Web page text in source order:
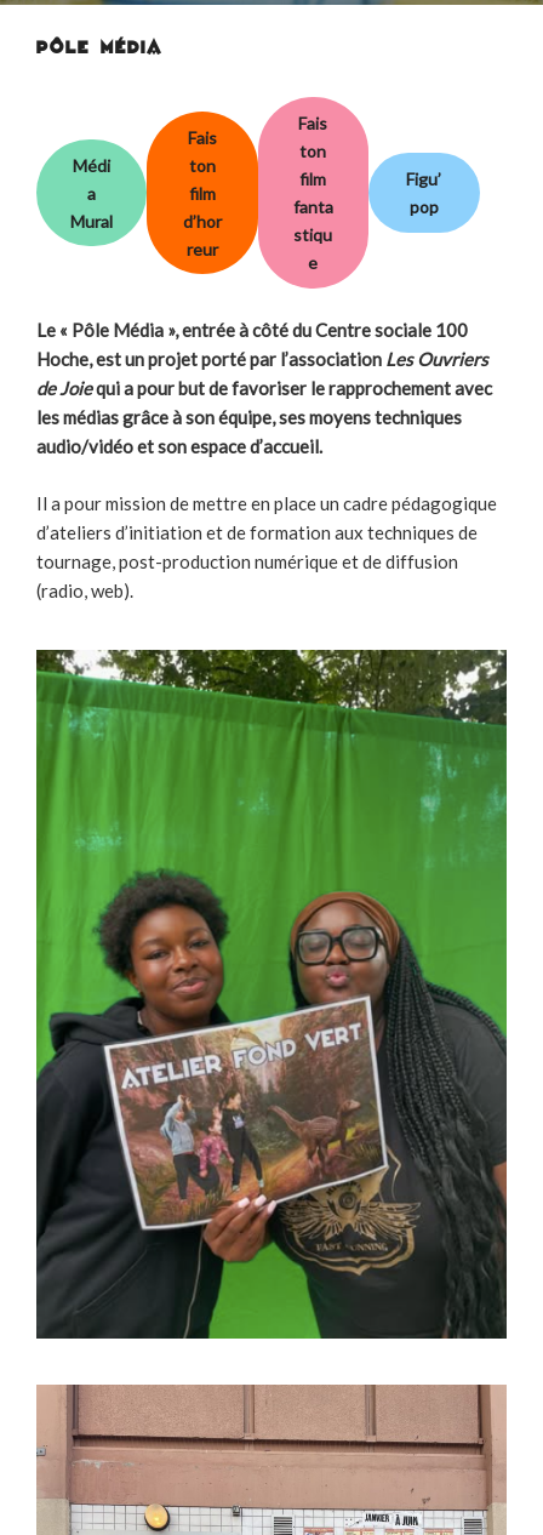
PÔLE MÉDIA
Médi
a
Mural
Fais
ton
film
d’hor
reur
Fais
ton
film
fanta
stiqu
e
Figu’
pop
Le « Pôle Média », entrée à côté du Centre sociale 100
Hoche, est un projet porté par l’association Les Ouvriers
de Joiequi a pour but de favoriser le rapprochement avec
les médias grâce à son équipe, ses moyens techniques
audio/vidéo et son espace d’accueil.
Il a pour mission de mettre en place un cadre pédagogique
d’ateliers d’initiation et de formation aux techniques de
tournage, post-production numérique et de diffusion
(radio, web).